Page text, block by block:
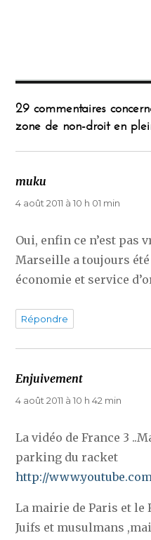
29 commentaires
zone de non-droit en
muku
4 août 2011 à 10 h 01 min
Oui, enfin ce n’est pas
Marseille a toujours
économie et service
Répondre
Enjuivement
4 août 2011 à 10 h 42 min
La vidéo de France 3
parking du racket
http://
La mairie de Paris et le
Juifs et musulmans